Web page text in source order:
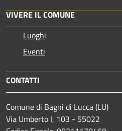
VIVERE IL COMUNE
Luoghi
Eventi
CONTATTI
Comune di Bagni di Lucca (LU)
Via Umberto I, 103 - 55022